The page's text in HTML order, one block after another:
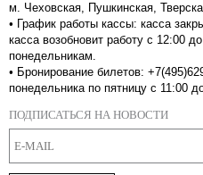
м. Чеховская, Пушкинская,
• График работы кассы: касса
касса возобновит работу с 12:00
понедельникам.
• Бронирование билетов:
понедельника по пятницу с 11:00
ПОДПИСАТЬСЯ НА НОВОСТИ